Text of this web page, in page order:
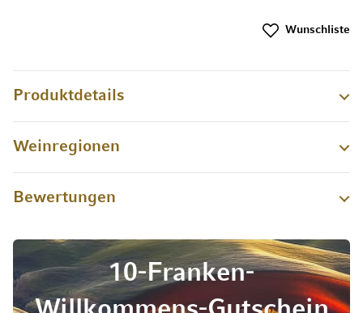
Wunschliste
Produktdetails
Weinregionen
Bewertungen
10-Franken-